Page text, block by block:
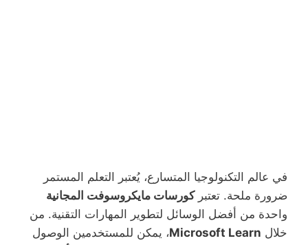
في عالم التكنولوجيا المتسارع، يُعتبر التعلم المستمر
ضرورة ملحة. تعتبركورسات مايكروسوفت المجانية
واحدة من أفضل الوسائل لتطوير المهارات التقنية. من
خلال Microsoft Learn، يمكن للمستخدمين الوصول